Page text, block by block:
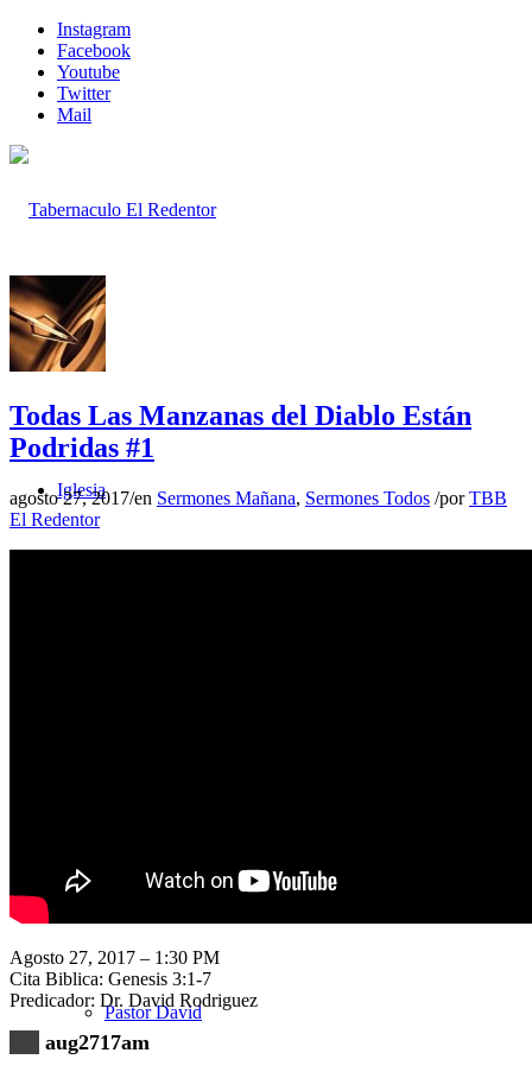
Instagram
Facebook
Youtube
Twitter
Mail
Inicio
Iglesia
Campaña Pro-templo
Pastor David
Todas Las Manzanas del Diablo Están
Podridas #1
agosto 27, 2017/en Sermones Mañana, Sermones Todos /porTBB
El Redentor
Agosto 27, 2017 – 1:30 PM
Cita Biblica: Genesis 3:1-7
Predicador: Dr. David Rodriguez
aug2717am